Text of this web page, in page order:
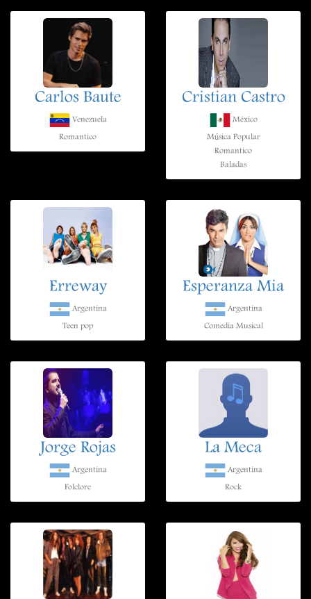
Carlos Baute
Venezuela
Romantico
Cristian Castro
México
Música Popular
Romantico
Baladas
Erreway
Argentina
Teen pop
Esperanza Mia
Argentina
Comedia Musical
Jorge Rojas
Argentina
Folclore
La Meca
Argentina
Rock